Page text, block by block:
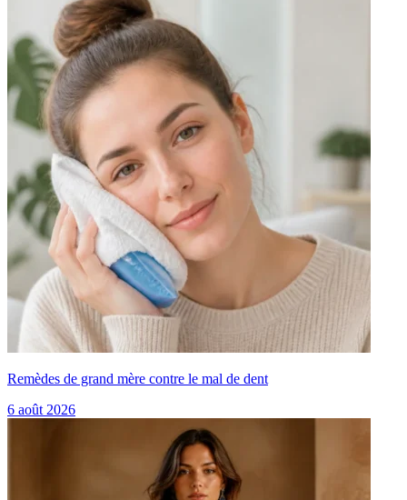
Remèdes de grand mère contre le mal de dent
6 août 2026